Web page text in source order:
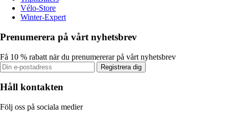
Vélo-Store
Winter-Expert
Prenumerera på vårt nyhetsbrev
Få 10 % rabatt när du prenumererar på vårt nyhetsbrev
Registrera dig
Håll kontakten
Följ oss på sociala medier